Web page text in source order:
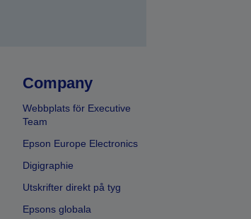
Company
Webbplats för Executive
Team
Epson Europe Electronics
Digigraphie
Utskrifter direkt på tyg
Epsons globala